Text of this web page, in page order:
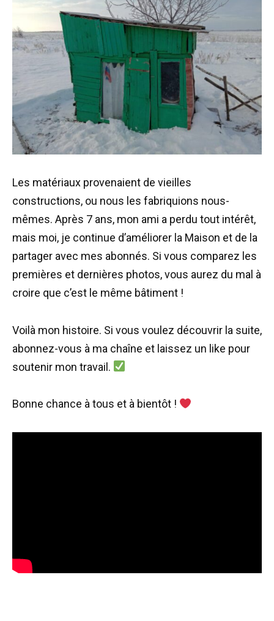
Les matériaux provenaient de vieilles
constructions, ou nous les fabriquions nous-
mêmes. Après 7 ans, mon ami a perdu tout intérêt,
mais moi, je continue d’améliorer la Maison et de la
partager avec mes abonnés. Si vous comparez les
premières et dernières photos, vous aurez du mal à
croire que c’est le même bâtiment !
Voilà mon histoire. Si vous voulez découvrir la suite,
abonnez-vous à ma chaîne et laissez un like pour
soutenir mon travail.
Bonne chance à tous et à bientôt !